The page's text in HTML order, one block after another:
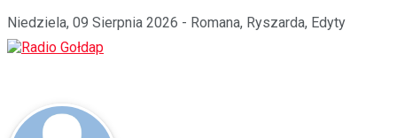
Niedziela, 09 Sierpnia 2026 - Romana, Ryszarda, Edyty